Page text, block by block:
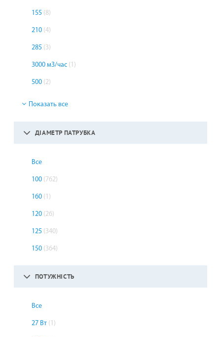
155 (8)
210 (4)
285 (3)
3000 м3/час (1)
500 (2)
Показать все
ДІАМЕТР ПАТРУБКА
Все
100 (762)
160 (1)
120 (26)
125 (340)
150 (364)
ПОТУЖНІСТЬ
Все
27 Вт (1)